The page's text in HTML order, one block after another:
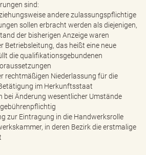
sind:
andere zulassungspflichtige
sollen erbracht werden als diejenigen,
der bisherigen Anzeige waren
Betriebsleitung, das heißt eine neue
die qualifikationsgebundenen
rechtmäßigen Niederlassung für die
im Herkunftsstaat
bei Änderung wesentlicher Umstände
zur Eintragung in die Handwerksrolle
in deren Bezirk die erstmalige